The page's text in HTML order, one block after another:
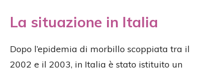
La situazione in Italia
Dopo l’epidemia di morbillo scoppiata tra il
2002 e il 2003, in Italia è stato istituito un